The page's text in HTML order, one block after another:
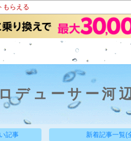
もらえる
デューサー河
記事 新着記事一覧(